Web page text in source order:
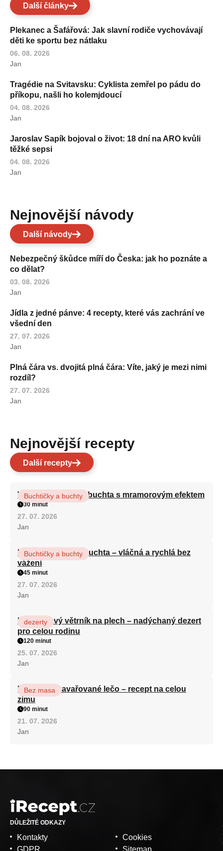
Další články
Plekanec a Šafářová: Jak slavní rodiče vychovávají
děti ke sportu bez nátlaku
06. 08. 2026
Jan
Tragédie na Svitavsku: Cyklista zemřel po pádu do
příkopu, našli ho kolemjdoucí
04. 08. 2026
Jan
Jaroslav Sapík bojoval o život: 18 dní na ARO kvůli
těžké sepsi
04. 08. 2026
Jan
Nejnovější návody
Další návody
Nebezpečný škůdce míří do Česka: jak ho poznáte a
co dělat?
03. 08. 2026
Jan
Jídla z jedné pánve: 4 recepty, které vás zachrání ve
všední den
27. 07. 2026
Jan
Plná čára vs. dvojitá plná čára: Víte, jaký je mezi nimi
rozdíl?
27. 07. 2026
Jan
Nejnovější recepty
Další recepty
Vláčná olejová litá buchta s mramorovým efektem
Buchtičky a buchty
30 minut
27. 07. 2026
Jan
Hrnková maková buchta – vláčná a rychlá bez
vážení
Buchtičky a buchty
45 minut
27. 07. 2026
Jan
Karamelový větrník na plech – nadýchaný dezert
pro celou rodinu
dezerty
120 minut
25. 07. 2026
Jan
Babiččino zavařované lečo – recept na celou
zimu
Bez masa
90 minut
21. 07. 2026
Jan
DŮLEŽITÉ ODKAZY
Kontakty
GDPR
Cookies
Sitemap